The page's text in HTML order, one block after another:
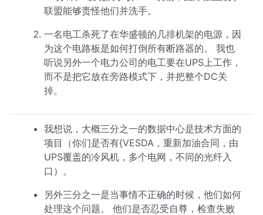
联盟能够责怪他们并洗手。
一名电工杀死了在华盛顿的几排机架的电源，因
为这个电路板是如何打倒所有断路器的。 我也
听说另外一个电力公司的电工要在UPS上工作，
而不是把它放在旁路模式下，并把整个DC关
掉。
我想说，大概三分之一的数据中心是技术方面的
项目（你们是否有{VESDA，重新加油合同，由
UPS覆盖的冷风机，多个电网，不同的光纤入
口）。
另外三分之一是当事情不正确的时候，他们如何
处理这个问题。 他们是否忍受自尊，检查失败